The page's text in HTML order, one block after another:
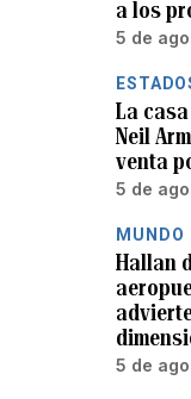
a los
5 de
La
Neil
venta
5 de
MUNDO
Hallan
5 de